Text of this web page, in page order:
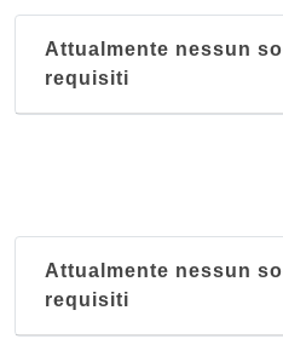
Attualmente nessun
requisiti
Attualmente nessun
requisiti